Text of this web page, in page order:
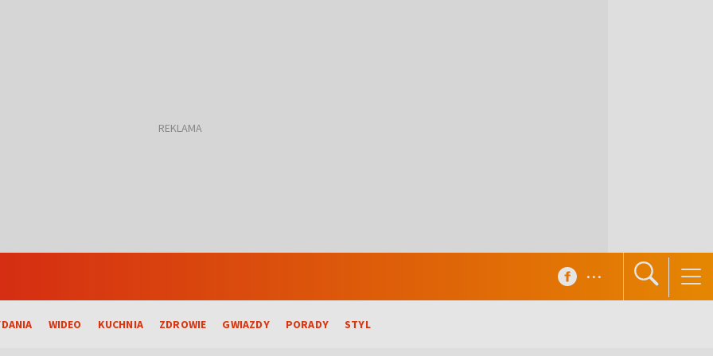
WIDEO KUCHNIA ZDROWIE GWIAZDY PORADY STYL
...